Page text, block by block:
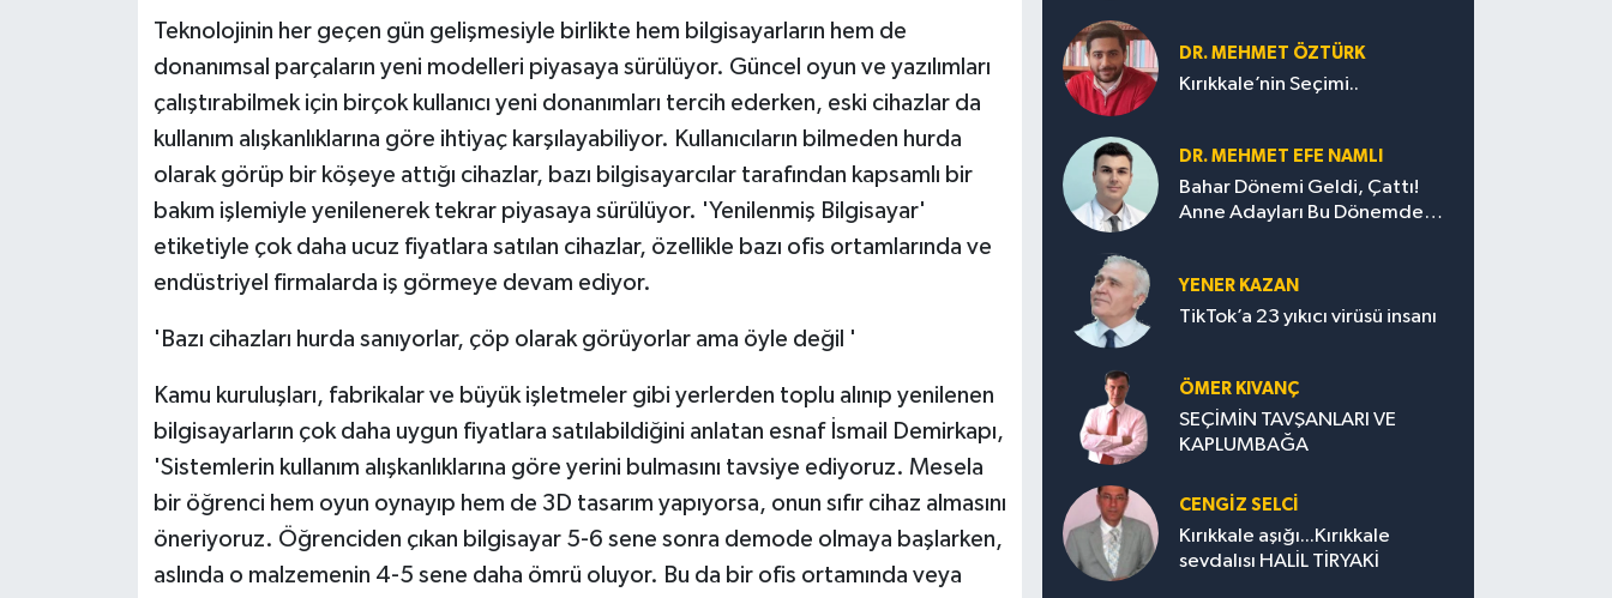
Teknolojinin her geçen gün gelişmesiyle birlikte hem bilgisayarların hem de
donanımsal parçaların yeni modelleri piyasaya sürülüyor. Güncel oyun ve yazılımları
çalıştırabilmek için birçok kullanıcı yeni donanımları tercih ederken, eski cihazlar da
kullanım alışkanlıklarına göre ihtiyaç karşılayabiliyor. Kullanıcıların bilmeden hurda
olarak görüp bir köşeye attığı cihazlar, bazı bilgisayarcılar tarafından kapsamlı bir
bakım işlemiyle yenilenerek tekrar piyasaya sürülüyor. 'Yenilenmiş Bilgisayar'
etiketiyle çok daha ucuz fiyatlara satılan cihazlar, özellikle bazı ofis ortamlarında ve
endüstriyel firmalarda iş görmeye devam ediyor.
'Bazı cihazları hurda sanıyorlar, çöp olarak görüyorlar ama öyle değil '
Kamu kuruluşları, fabrikalar ve büyük işletmeler gibi yerlerden toplu alınıp yenilenen
bilgisayarların çok daha uygun fiyatlara satılabildiğini anlatan esnaf İsmail Demirkapı,
'Sistemlerin kullanım alışkanlıklarına göre yerini bulmasını tavsiye ediyoruz. Mesela
bir öğrenci hem oyun oynayıp hem de 3D tasarım yapıyorsa, onun sıfır cihaz almasını
öneriyoruz. Öğrenciden çıkan bilgisayar 5-6 sene sonra demode olmaya başlarken,
aslında o malzemenin 4-5 sene daha ömrü oluyor. Bu da bir ofis ortamında veya
DR. MEHMET ÖZTÜRK
Kırıkkale’nin Seçimi..
DR. MEHMET EFE NAMLI
Bahar Dönemi Geldi, Çattı!
Anne Adayları Bu Dönemde
YENER KAZAN
TikTok’a 23 yıkıcı virüsü insanı
ÖMER KIVANÇ
SEÇİMİN TAVŞANLARI VE
KAPLUMBAĞA
CENGİZ SELCİ
Kırıkkale aşığı...Kırıkkale
sevdalısı HALİL TİRYAKİ